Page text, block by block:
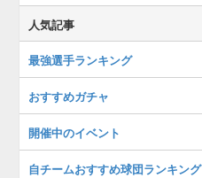
人気記事
最強選手ランキング
おすすめガチャ
開催中のイベント
自チームおすすめ球団ランキング